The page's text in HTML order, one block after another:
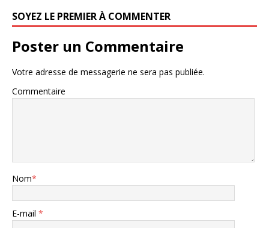
SOYEZ LE PREMIER À COMMENTER
Poster un Commentaire
Votre adresse de messagerie ne sera pas publiée.
Commentaire
Nom*
E-mail *